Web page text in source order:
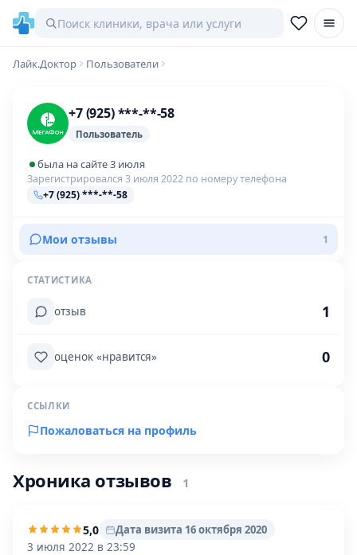
Лайк.Доктор Пользователи
+7 (925) ***-**-58
Пользователь
была на сайте 3 июля
Зарегистрировался 3 июля 2022 по номеру телефона
+7 (925) ***-**-58
Мои отзывы 1
СТАТИСТИКА
отзыв 1
оценок «нравится» 0
ССЫЛКИ
Пожаловаться на профиль
Хроника отзывов 1
5,0
Дата визита 16 октября 2020
3 июля 2022 в 23:59